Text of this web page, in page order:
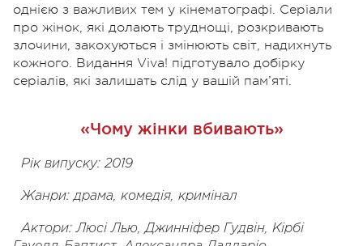
однією з важливих тем у кінематографі. Серіали
про жінок, які долають труднощі, розкривають
злочини, закохуються і змінюють світ, надихнуть
кожного. Видання Viva! підготувало добірку
серіалів, які залишать слід у вашій пам’яті.
«Чому жінки вбивають»
Рік випуску: 2019
Жанри: драма, комедія, кримінал
Актори: Люсі Лью, Джинніфер Гудвін, Кірбі